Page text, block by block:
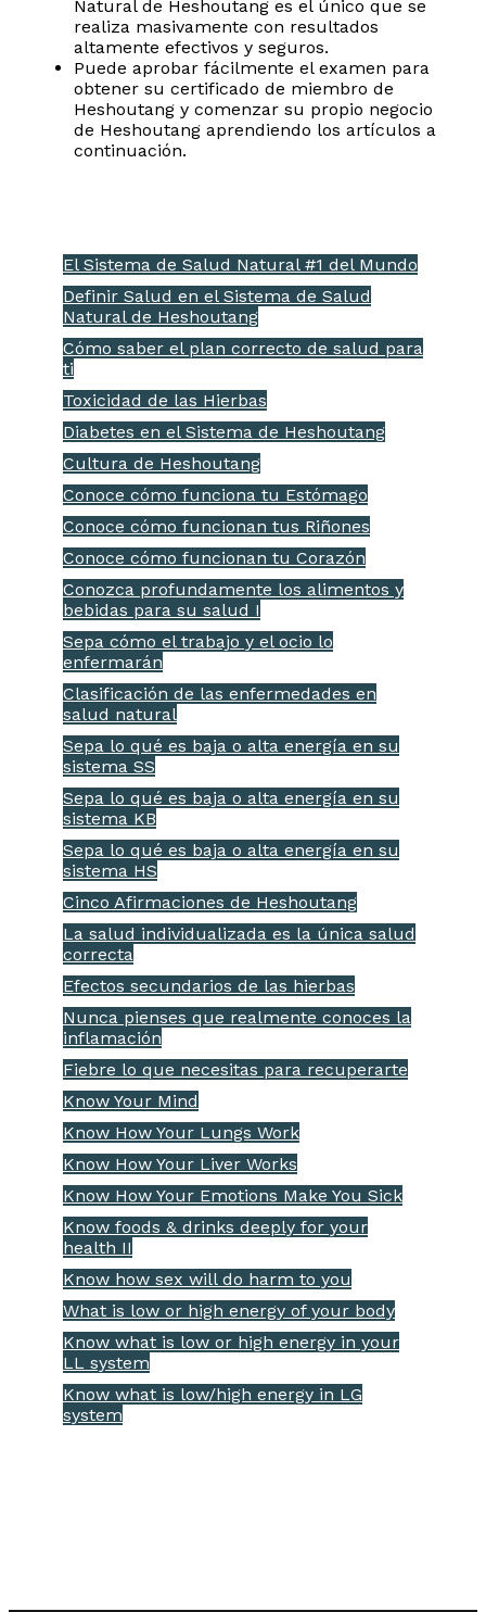
Natural de Heshoutang es el único que se
realiza masivamente con resultados
altamente efectivos y seguros.
Puede aprobar fácilmente el examen para
obtener su certificado de miembro de
Heshoutang y comenzar su propio negocio
de Heshoutang aprendiendo los artículos a
continuación.
El Sistema de Salud Natural #1 del Mundo
Definir Salud en el Sistema de Salud
Natural de Heshoutang
Cómo saber el plan correcto de salud para
ti
Toxicidad de las Hierbas
Diabetes en el Sistema de Heshoutang
Cultura de Heshoutang
Conoce cómo funciona tu Estómago
Conoce cómo funcionan tus Riñones
Conoce cómo funcionan tu Corazón
Conozca profundamente los alimentos y
bebidas para su salud I
Sepa cómo el trabajo y el ocio lo
enfermarán
Clasificación de las enfermedades en
salud natural
Sepa lo qué es baja o alta energía en su
sistema SS
Sepa lo qué es baja o alta energía en su
sistema KB
Sepa lo qué es baja o alta energía en su
sistema HS
Cinco Afirmaciones de Heshoutang
La salud individualizada es la única salud
correcta
Efectos secundarios de las hierbas
Nunca pienses que realmente conoces la
inflamación
Fiebre lo que necesitas para recuperarte
Know Your Mind
Know How Your Lungs Work
Know How Your Liver Works
Know How Your Emotions Make You Sick
Know foods & drinks deeply for your
health II
Know how sex will do harm to you
What is low or high energy of your body
Know what is low or high energy in your
LL system
Know what is low/high energy in LG
system